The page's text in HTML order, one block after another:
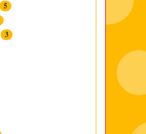
5
3